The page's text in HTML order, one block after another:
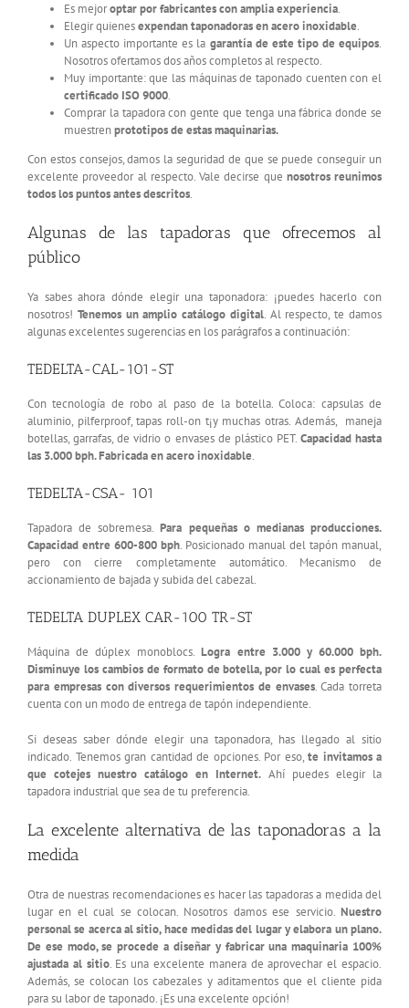
Es mejoroptar por fabricantes con amplia experiencia.
Elegir quienesexpendan taponadoras en acero inoxidable.
Un aspecto importante es la garantía de este tipo de equipos.
Nosotros ofertamos dos años completos al respecto.
Muy importante: que las máquinas de taponado cuenten con el
certificado ISO 9000.
Comprar la tapadora con gente que tenga una fábrica donde se
muestrenprototipos de estas maquinarias.
Con estos consejos, damos la seguridad de que se puede conseguir un
excelente proveedor al respecto. Vale decirse que nosotros reunimos
todos los puntos antes descritos.
Algunas de las tapadoras que ofrecemos al
público
Ya sabes ahora dónde elegir una taponadora: ¡puedes hacerlo con
nosotros! Tenemos un amplio catálogo digital. Al respecto, te damos
algunas excelentes sugerencias en los parágrafos a continuación:
TEDELTA-CAL-101-ST
Con tecnología de robo al paso de la botella. Coloca: capsulas de
aluminio, pilferproof, tapas roll-on t¡y muchas otras. Además, maneja
botellas, garrafas, de vidrio o envases de plástico PET. Capacidad hasta
las 3.000 bph. Fabricada en acero inoxidable.
TEDELTA-CSA- 101
Tapadora de sobremesa.Para pequeñas o medianas producciones.
Capacidad entre 600-800 bph. Posicionado manual del tapón manual,
pero con cierre completamente automático. Mecanismo de
accionamiento de bajada y subida del cabezal.
TEDELTA DUPLEX CAR-100 TR-ST
Máquina de dúplex monoblocs.Logra entre 3.000 y 60.000 bph.
Disminuye los cambios de formato de botella, por lo cual es perfecta
para empresas con diversos requerimientos de envases. Cada torreta
cuenta con un modo de entrega de tapón independiente.
Si deseas saber dónde elegir una taponadora, has llegado al sitio
indicado. Tenemos gran cantidad de opciones. Por eso, te invitamos a
que cotejes nuestro catálogo en Internet. Ahí puedes elegir la
tapadora industrial que sea de tu preferencia.
La excelente alternativa de las taponadoras a la
medida
Otra de nuestras recomendaciones es hacer las tapadoras a medida del
lugar en el cual se colocan. Nosotros damos ese servicio. Nuestro
personal se acerca al sitio, hace medidas del lugar y elabora un plano.
De ese modo, se procede a diseñar y fabricar una maquinaria 100%
ajustada al sitio. Es una excelente manera de aprovechar el espacio.
Además, se colocan los cabezales y aditamentos que el cliente pida
para su labor de taponado. ¡Es una excelente opción!